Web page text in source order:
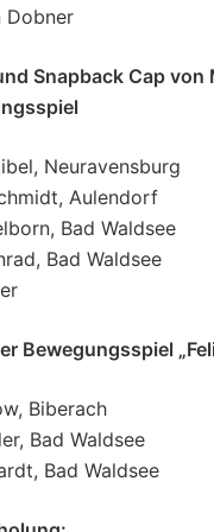
Dobner
Snapback Cap von
Neuravensburg
Aulendorf
Bad Waldsee
Bad Waldsee
Bewegungsspiel
Biberach
Bad Waldsee
Bad Waldsee